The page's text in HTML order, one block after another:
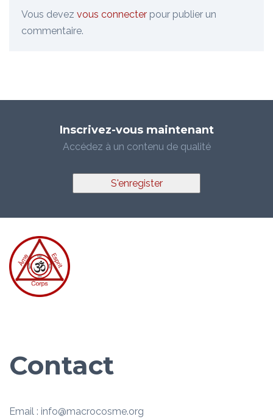
Vous devez vous connecter pour publier un
commentaire.
Inscrivez-vous maintenant
Accédez à un contenu de qualité
S'enregister
Contact
Email : info@macrocosme.org